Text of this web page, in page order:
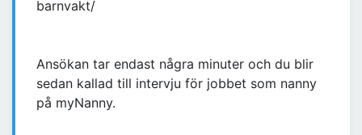
barnvakt/
Ansökan tar endast några minuter och du blir
sedan kallad till intervju för jobbet som nanny
på myNanny.